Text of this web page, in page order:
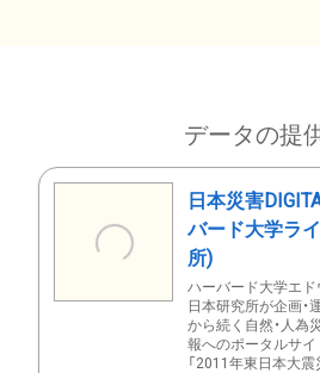
データの提
日本災害
バード大学ラ
所)
ハーバード大学エド
日本研究所が企画・
から続く自然・人為
報へのポータルサ
「2011年東日本大